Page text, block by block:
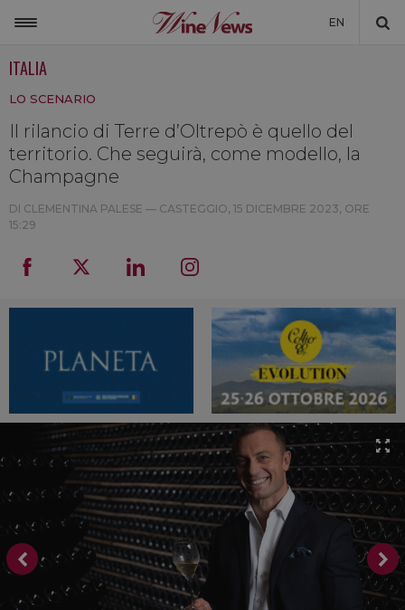
EN
NON SOLO VINO
LA CANTINA DI WINENEWS
WINENEWS TV
ITALIA
LO SCENARIO
Il rilancio di Terre d’Oltrepò è quello del
territorio. Che seguirà, come modello, la
Champagne
DI CLEMENTINA PALESE — CASTEGGIO, 15 DICEMBRE 2023, ORE
15:29